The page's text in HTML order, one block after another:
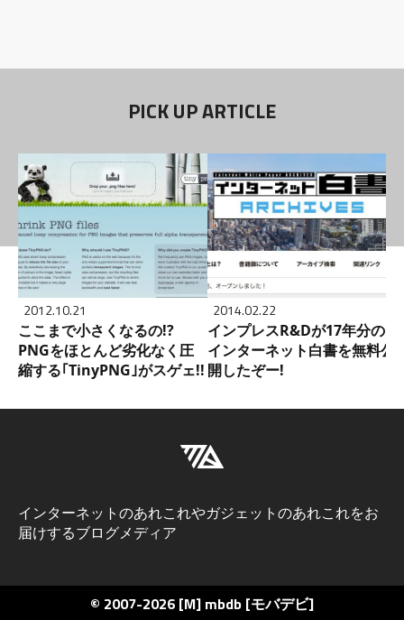
PICK UP ARTICLE
2012.10.21
ここまで小さくなるの!?
PNGをほとんど劣化なく圧
縮する｢TinyPNG｣がスゲェ!!
2014.02.22
インプレスR&Dが17年分の
インターネット白書を無料公
開したぞー!
インターネットのあれこれやガジェットのあれこれをお
届けするブログメディア
© 2007-2026 [M] mbdb [モバデビ]